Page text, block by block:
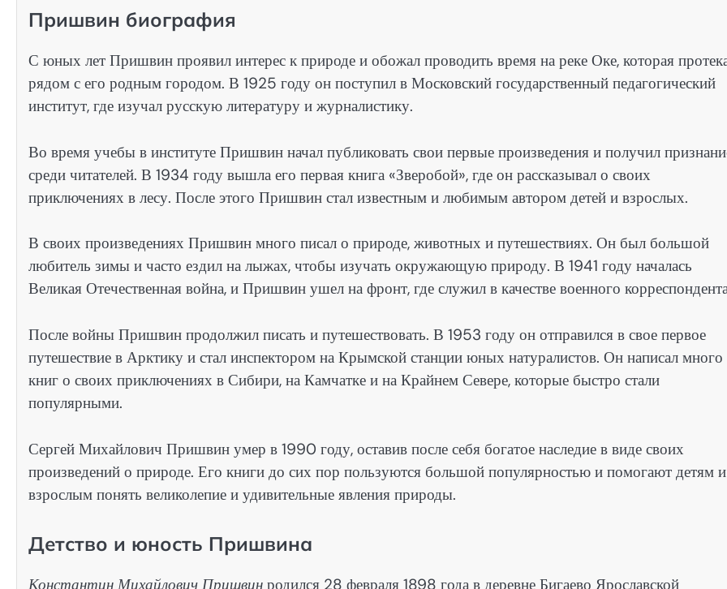
Пришвин биография
С юных лет Пришвин проявил интерес к природе и обожал проводить время на реке Оке, которая
рядом с его родным городом. В 1925 году он поступил в Московский государственный педагогический
институт, где изучал русскую литературу и журналистику.
Во время учебы в институте Пришвин начал публиковать свои первые произведения и получил
среди читателей. В 1934 году вышла его первая книга «Зверобой», где он рассказывал о своих
приключениях в лесу. После этого Пришвин стал известным и любимым автором детей и взрослых.
В своих произведениях Пришвин много писал о природе, животных и путешествиях. Он был большой
любитель зимы и часто ездил на лыжах, чтобы изучать окружающую природу. В 1941 году началась
Великая Отечественная война, и Пришвин ушел на фронт, где служил в качестве военного
После войны Пришвин продолжил писать и путешествовать. В 1953 году он отправился в свое первое
путешествие в Арктику и стал инспектором на Крымской станции юных натуралистов. Он написал много
книг о своих приключениях в Сибири, на Камчатке и на Крайнем Севере, которые быстро стали
популярными.
Сергей Михайлович Пришвин умер в 1990 году, оставив после себя богатое наследие в виде своих
произведений о природе. Его книги до сих пор пользуются большой популярностью и помогают детям и
взрослым понять великолепие и удивительные явления природы.
Детство и юность Пришвина
Константин Михайлович Пришвин родился 28 февраля 1898 года в деревне Бигаево Ярославской